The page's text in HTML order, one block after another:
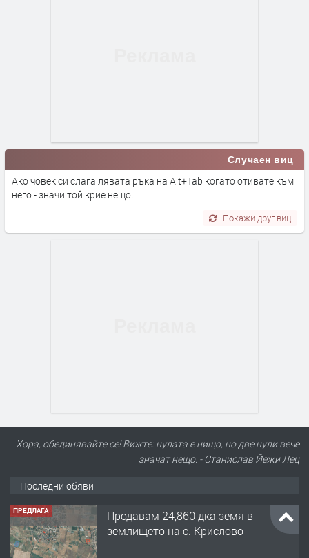
Случаен виц
Ако човек си слага лявата ръка на Аlt+Таb когато отивате към
него - значи той крие нещо.
Покажи друг виц
Хора, обединявайте се! Вижте: нулата е нищо, но две нули вече
значат нещо. - Станислав Йежи Лец
Последни обяви
ПРЕДЛАГА
землището на с. Крислово